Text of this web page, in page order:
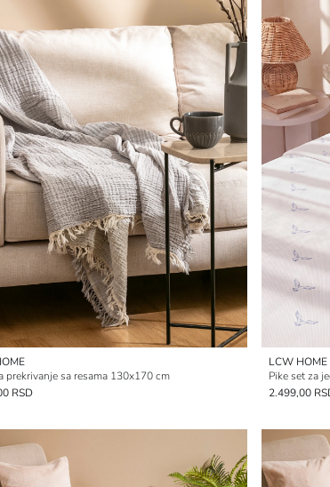
prekrivanje sa resama 130x170 cm
RSD
LCW HOME
2.499,00